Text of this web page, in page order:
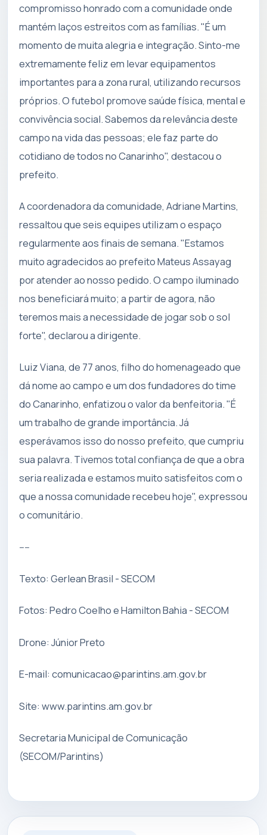
compromisso honrado com a comunidade onde
mantém laços estreitos com as famílias. "É um
momento de muita alegria e integração. Sinto-me
extremamente feliz em levar equipamentos
importantes para a zona rural, utilizando recursos
próprios. O futebol promove saúde física, mental e
convivência social. Sabemos da relevância deste
campo na vida das pessoas; ele faz parte do
cotidiano de todos no Canarinho", destacou o
prefeito.
A coordenadora da comunidade, Adriane Martins,
ressaltou que seis equipes utilizam o espaço
regularmente aos finais de semana. "Estamos
muito agradecidos ao prefeito Mateus Assayag
por atender ao nosso pedido. O campo iluminado
nos beneficiará muito; a partir de agora, não
teremos mais a necessidade de jogar sob o sol
forte", declarou a dirigente.
Luiz Viana, de 77 anos, filho do homenageado que
dá nome ao campo e um dos fundadores do time
do Canarinho, enfatizou o valor da benfeitoria. "É
um trabalho de grande importância. Já
esperávamos isso do nosso prefeito, que cumpriu
sua palavra. Tivemos total confiança de que a obra
seria realizada e estamos muito satisfeitos com o
que a nossa comunidade recebeu hoje", expressou
o comunitário.
----
Texto: Gerlean Brasil - SECOM
Fotos: Pedro Coelho e Hamilton Bahia - SECOM
Drone: Júnior Preto
E-mail:comunicacao@parintins.am.gov.br
Site: www.parintins.am.gov.br
Secretaria Municipal de Comunicação
(SECOM/Parintins)